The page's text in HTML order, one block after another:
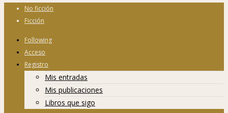
No ficción
Ficción
Following
Acceso
Registro
Mis entradas
Mis publicaciones
Libros que sigo